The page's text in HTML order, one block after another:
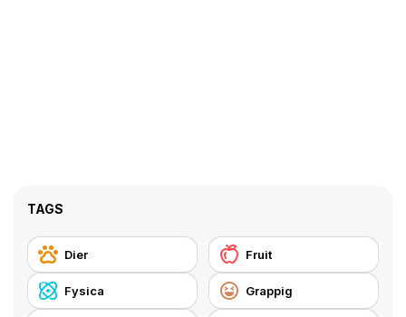
TAGS
Dier Fruit
Fysica Grappig